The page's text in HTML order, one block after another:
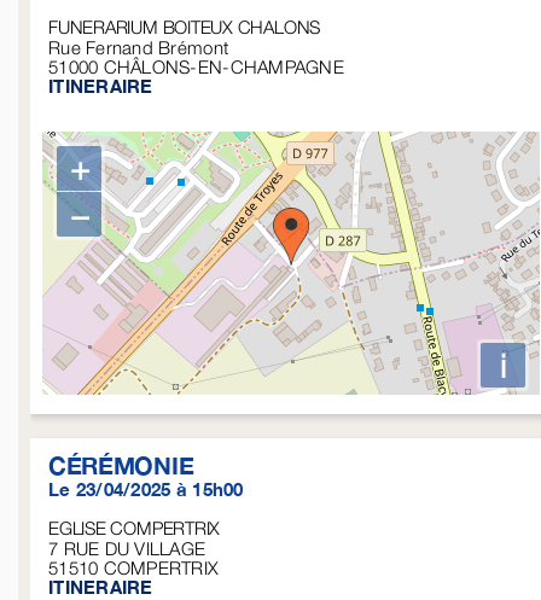
FUNERARIUM BOITEUX CHALONS
Rue Fernand Brémont
51000 CHÂLONS-EN-CHAMPAGNE
ITINERAIRE
+
−
i
CÉRÉMONIE
Le 23/04/2025 à 15h00
EGLISE COMPERTRIX
7 RUE DU VILLAGE
51510 COMPERTRIX
ITINERAIRE